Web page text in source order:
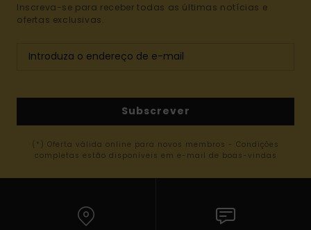
Inscreva-se para receber todas as últimas notícias e
ofertas exclusivas.
Subscrever
(*) Oferta válida online para novos membros - Condições
completas estão disponíveis em e-mail de boas-vindas